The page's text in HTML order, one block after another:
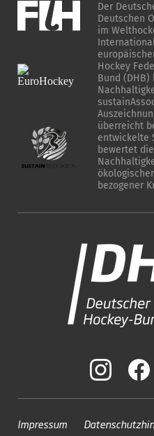
Der
Deutschen
im
Hockey
Bund
überreicht
entwickelte
bewertet
bezogener
Impressum